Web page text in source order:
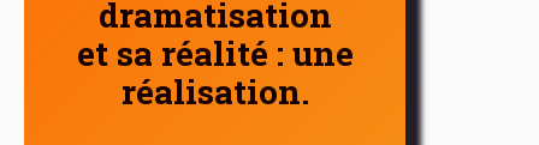
dramatisation
et sa réalité : une
réalisation.